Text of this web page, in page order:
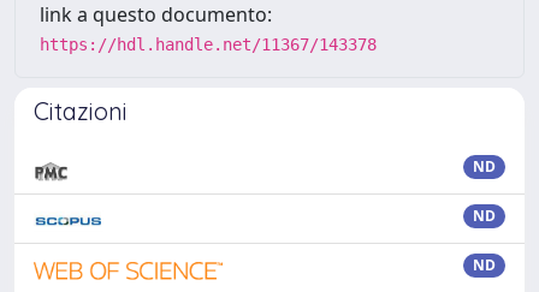
link a questo documento:
https://hdl.handle.net/11367/143378
Citazioni
ND
ND
ND